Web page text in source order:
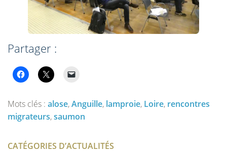
Partager :
Mots clés : alose,Anguille, lamproie, Loire, rencontres
migrateurs,saumon
CATÉGORIES D’ACTUALITÉS